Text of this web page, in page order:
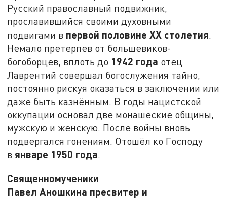
Русский православный подвижник,
прославившийся своими духовными
подвигами в первой половинеXX столетия.
Немало претерпев от большевиков-
богоборцев, вплоть до 1942 года отец
Лаврентий совершал богослужения тайно,
постоянно рискуя оказаться в заключении или
даже быть казнённым. В годы нацистской
оккупации основал две монашеские общины,
мужскую и женскую. После войны вновь
подвергался гонениям. Отошёл ко Господу
в январе 1950 года.
Священномученики
Павел Аношкина пресвитер и